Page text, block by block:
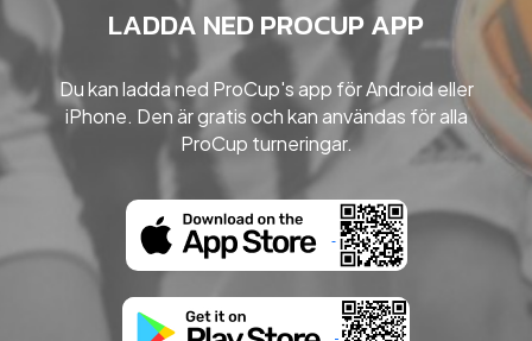
LADDA NED PROCUP APP
Du kan ladda ned ProCup's app för Android eller
iPhone. Den är gratis och kan användas för alla
ProCup turneringar.